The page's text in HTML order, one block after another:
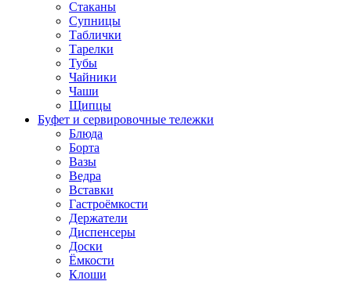
Стаканы
Супницы
Таблички
Тарелки
Тубы
Чайники
Чаши
Щипцы
Буфет и сервировочные тележки
Блюда
Борта
Вазы
Ведра
Вставки
Гастроёмкости
Держатели
Диспенсеры
Доски
Ёмкости
Клоши